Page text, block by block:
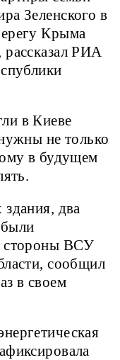
Зеленского в
Крыма
РИА
в Киеве
не только
в будущем
два
стороны ВСУ
сообщил
в своем